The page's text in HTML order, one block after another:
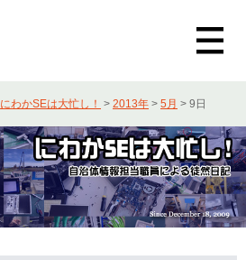
にわかSEは大忙し！ > 2013年 > 5月 > 9日